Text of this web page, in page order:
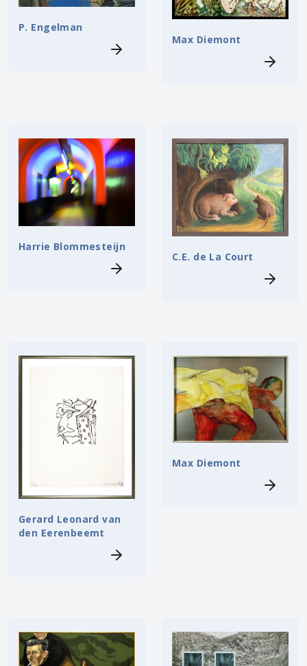
P. Engelman
Max Diemont
Harrie Blommesteijn
C.E. de La Court
Gerard Leonard van
den Eerenbeemt
Max Diemont